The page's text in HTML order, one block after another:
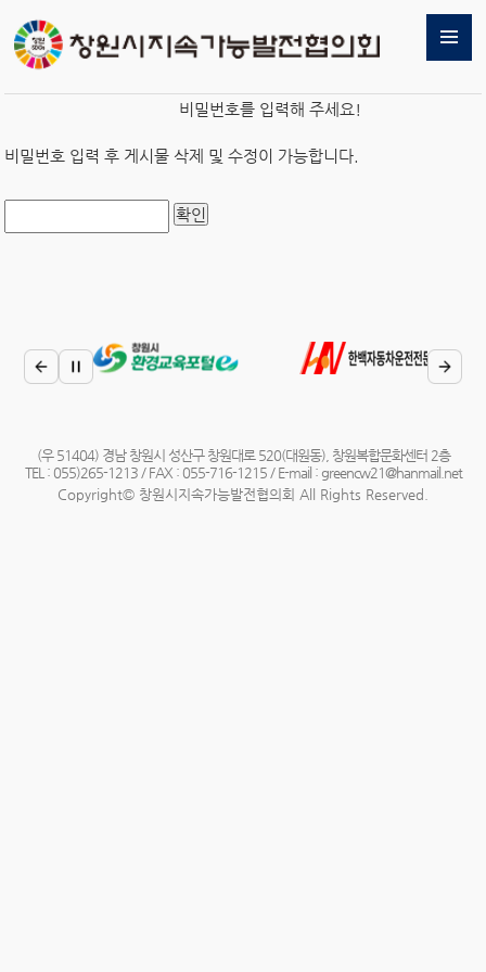
비밀번호를 입력해 주세요!
비밀번호 입력 후 게시물 삭제 및 수정이 가능합니다.
(우 51404) 경남 창원시 성산구 창원대로 520(대원동), 창원복합문화센터 2층
TEL : 055)265-1213 / FAX : 055-716-1215 / E-mail : greencw21@hanmail.net
Copyright© 창원시지속가능발전협의회 All Rights Reserved.